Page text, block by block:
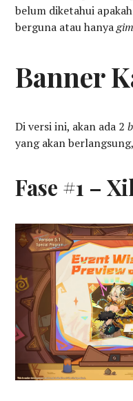
belum diketahui
berguna atau hanya
Banner
Di versi ini, akan ada 2
yang akan
Fase #1 –